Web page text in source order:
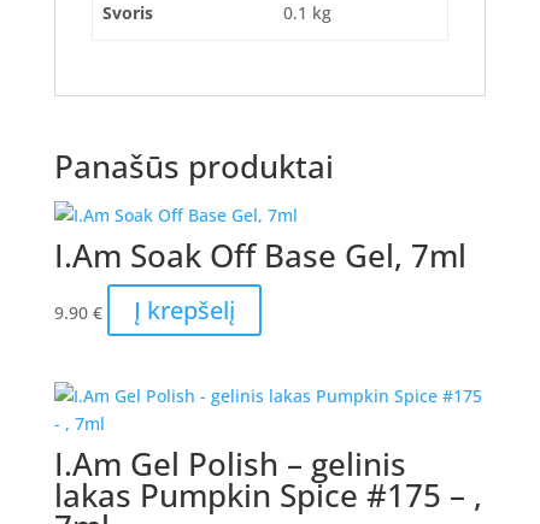
Svoris 0.1 kg
Panašūs produktai
I.Am Soak Off Base Gel, 7ml
9.90 € Į krepšelį
I.Am Gel Polish – gelinis
lakas Pumpkin Spice #175 – ,